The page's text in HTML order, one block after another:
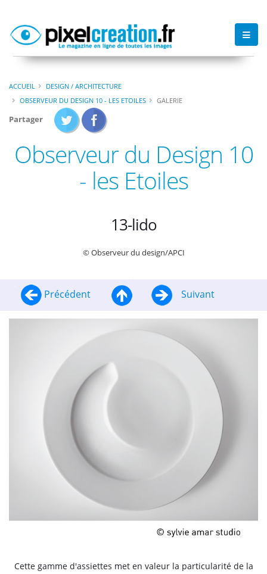
ACCUEIL
DESIGN / ARCHITECTURE
OBSERVEUR DU DESIGN 10 - LES ETOILES
GALERIE
Partager
Observeur du Design 10
- les Etoiles
13-lido
© Observeur du design/APCI
Précédent Suivant
Cette gamme d'assiettes met en valeur la particularité de la